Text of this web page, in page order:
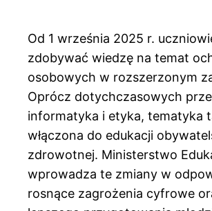
Od 1 września 2025 r.
zdobywać wiedzę na temat
osobowych w rozszerzonym
Oprócz dotychczasowych
informatyka i etyka, tematyka
włączona do edukacji
zdrowotnej. Ministerstwo
wprowadza te zmiany w
rosnące zagrożenia cyfrowe